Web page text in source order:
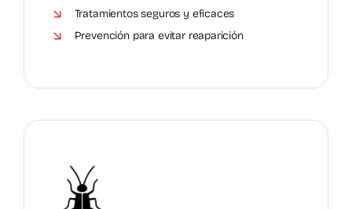
Tratamientos seguros y eficaces
Prevención para evitar reaparición